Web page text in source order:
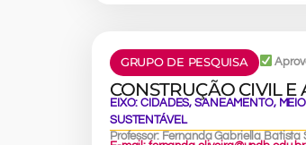
GRUPO DE PESQUISA
CONSTRUÇÃO CIVIL E
EIXO:CIDADES, SANEAMENTO,
SUSTENTÁVEL
Professor: Fernanda Gabriella Batista